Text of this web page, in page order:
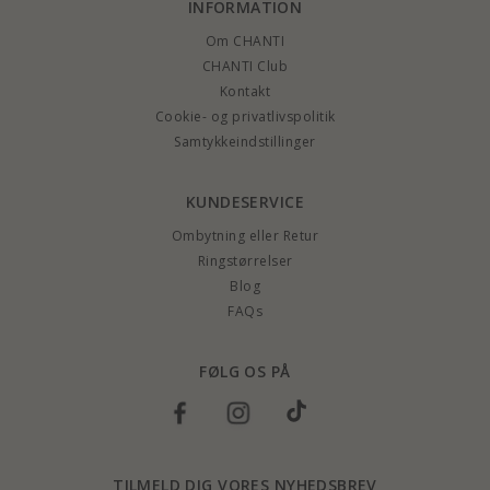
INFORMATION
Om CHANTI
CHANTI Club
Kontakt
Cookie- og privatlivspolitik
Samtykkeindstillinger
KUNDESERVICE
Ombytning eller Retur
Ringstørrelser
Blog
FAQs
FØLG OS PÅ
TILMELD DIG VORES NYHEDSBREV